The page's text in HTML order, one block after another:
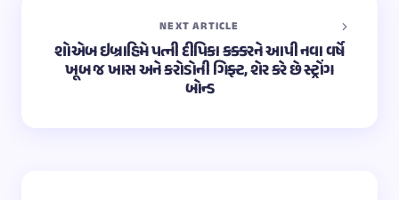
NEXT ARTICLE
શોએબ ઇબ્રાહિમે પત્ની દીપિકા કક્કરને આપી નવા વર્ષે
ખૂબ જ ખાસ અને કરોડોની ગિફ્ટ, શેર કરે છે સ્ટ્રોંગ
બોન્ડ